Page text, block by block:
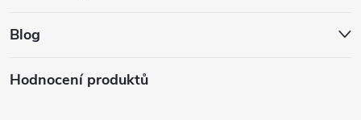
Blog
Hodnocení produktů